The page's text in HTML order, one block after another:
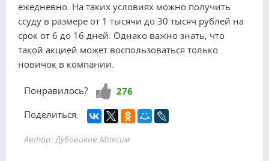
ежедневно. На таких условиях можно получить
ссуду в размере от 1 тысячи до 30 тысяч рублей на
срок от 6 до 16 дней. Однако важно знать, что
такой акцией может воспользоваться только
новичок в компании.
Понравилось? Нравится!
276
Поделиться:
Автор: Дубовиков Максим